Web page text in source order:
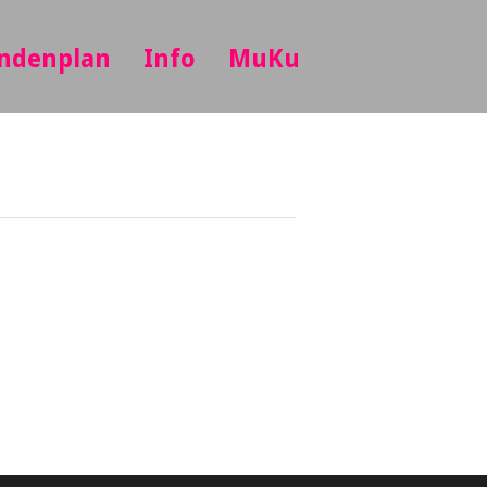
Info MuKu